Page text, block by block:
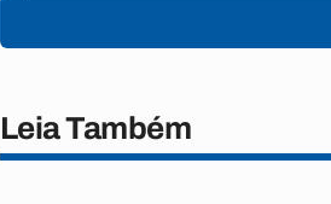
Leia Também